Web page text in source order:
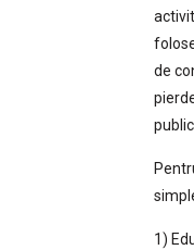
de
1)